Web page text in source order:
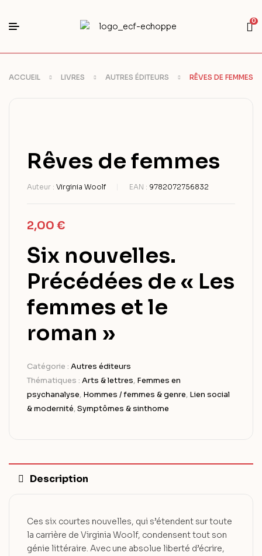
0
ACCUEIL LIVRES AUTRES ÉDITEURS RÊVES DE FEMMES
Rêves de femmes
Auteur : Virginia Woolf EAN : 9782072756832
2,00 €
Six nouvelles.
Précédées de « Les
femmes et le
roman »
Catégorie : Autres éditeurs
Thématiques : Arts & lettres, Femmes en
psychanalyse, Hommes / femmes & genre, Lien social
& modernité,Symptômes & sinthome
Description
Ces six courtes nouvelles, qui s’étendent sur toute
la carrière de Virginia Woolf, condensent tout son
génie littéraire. Avec une absolue liberté d’écrire,